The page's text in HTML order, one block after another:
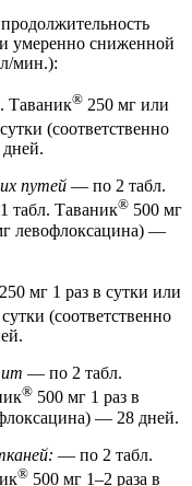
умеренно сниженной
мин.):
Таваник® 250 мг или
(соответственно
путей — по 2 табл.
табл. Таваник® 500 мг
левофлоксацина) —
250 мг 1 раз в сутки или
(соответственно
— по 2 табл.
® 500 мг 1 раз в
— 28 дней.
— по 2 табл.
® 500 мг 1–2 раза в